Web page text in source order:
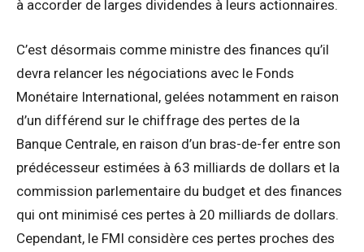
à accorder de larges dividendes à leurs actionnaires.
C’est désormais comme ministre des finances qu’il
devra relancer les négociations avec le Fonds
Monétaire International, gelées notamment en raison
d’un différend sur le chiffrage des pertes de la
Banque Centrale, en raison d’un bras-de-fer entre son
prédécesseur estimées à 63 milliards de dollars et la
commission parlementaire du budget et des finances
qui ont minimisé ces pertes à 20 milliards de dollars.
Cependant, le FMI considère ces pertes proches des